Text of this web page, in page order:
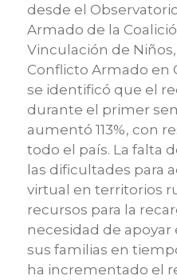
desde el
Armado de la
Vinculación de
Conflicto Armado en
se identificó que el
durante el primer
aumentó 113%, con
todo el país. La falta
las dificultades para
virtual en territorios
recursos para la
necesidad de
sus familias en
ha incrementado el